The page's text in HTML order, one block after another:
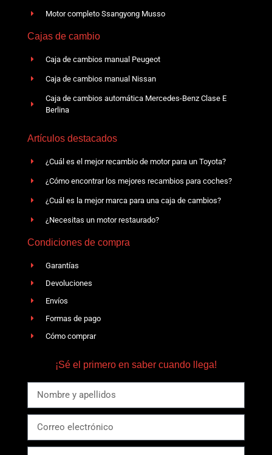
Motor completo Ssangyong Musso
Cajas de cambio
Caja de cambios manual Peugeot
Caja de cambios manual Nissan
Caja de cambios automática Mercedes-Benz Clase E
Berlina
Artículos destacados
¿Cuál es el mejor recambio de motor para un Toyota?
¿Cómo encontrar los mejores recambios para coches?
¿Cuál es la mejor marca para una caja de cambios?
¿Necesitas un motor restaurado?
Condiciones de compra
Garantías
Devoluciones
Envíos
Formas de pago
Cómo comprar
¡Sé el primero en saber cuando llega!